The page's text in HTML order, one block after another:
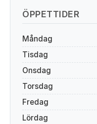
ÖPPETTIDER
Måndag
Tisdag
Onsdag
Torsdag
Fredag
Lördag